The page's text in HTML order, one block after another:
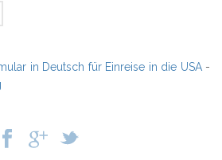
in Deutsch für Einreise in die USA-